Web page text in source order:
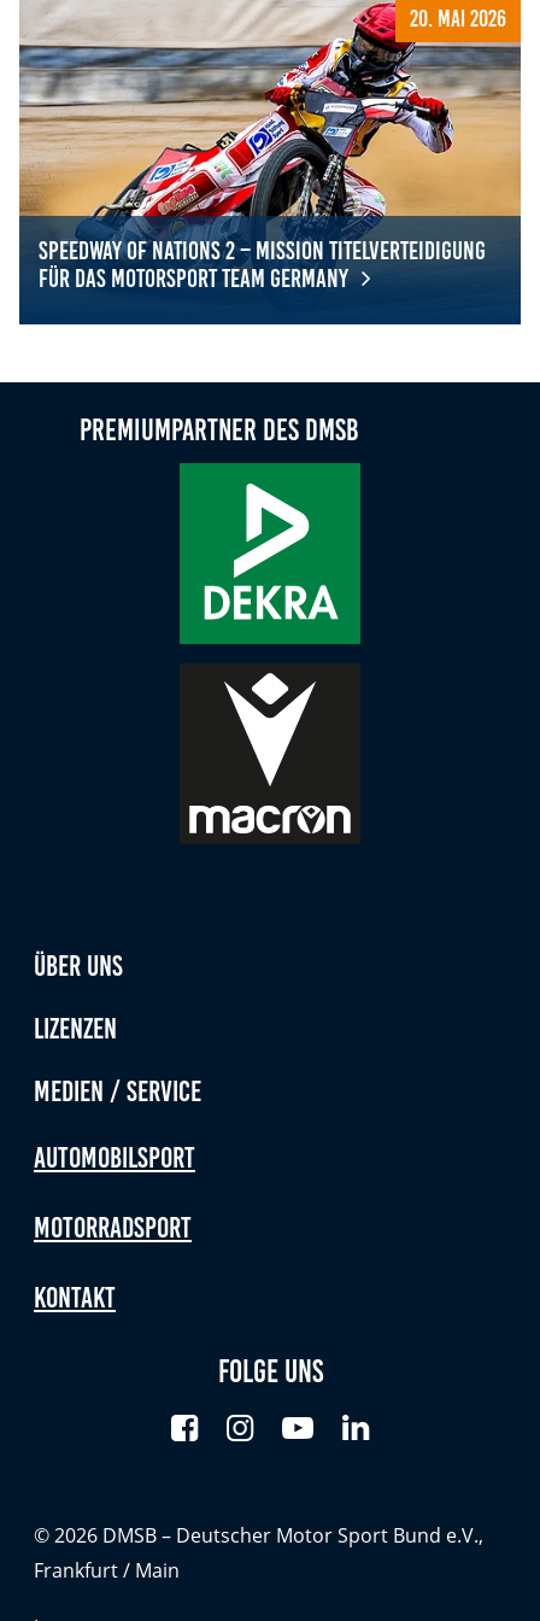
20. Mai 2026
Speedway of Nations 2 – Mission Titelverteidigung
für das Motorsport Team Germany
Premiumpartner des DMSB
Über uns
Lizenzen
Medien / Service
Automobilsport
Motorradsport
Kontakt
Folge uns
© 2026 DMSB – Deutscher Motor Sport Bund e.V.,
Frankfurt / Main